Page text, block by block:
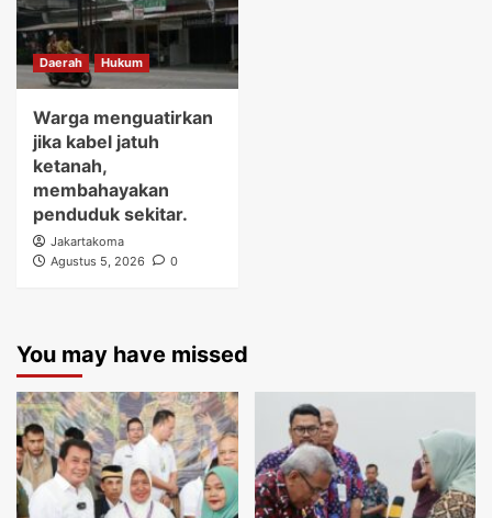
Daerah Hukum
Warga menguatirkan
jika kabel jatuh
ketanah,
membahayakan
penduduk sekitar.
Jakartakoma
Agustus 5, 2026
0
You may have missed